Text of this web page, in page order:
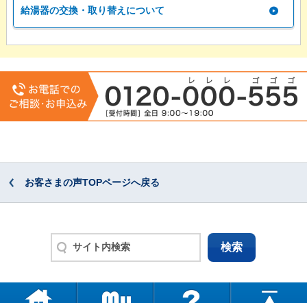
給湯器の交換・取り替えについて
お客さまの声TOPページへ戻る